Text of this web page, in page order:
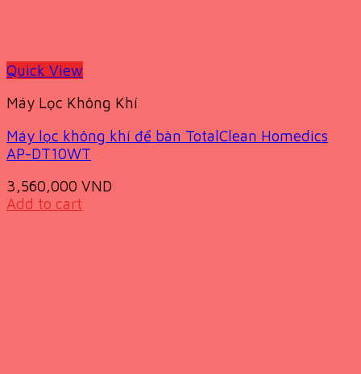
Quick View
Máy Lọc Không Khí
Máy lọc không khí để bàn TotalClean Homedics
AP-DT10WT
3,560,000 VND
Add to cart